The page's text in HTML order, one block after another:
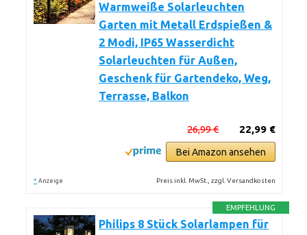
Warmweiße Solarleuchten
Garten mit Metall Erdspießen &
2 Modi, IP65 Wasserdicht
Solarleuchten für Außen,
Geschenk für Gartendeko, Weg,
Terrasse, Balkon
22,99 €
26,99 €
Bei Amazon ansehen
* Anzeige Preis inkl. MwSt., zzgl. Versandkosten
EMPFEHLUNG
Philips 8 Stück Solarlampen für